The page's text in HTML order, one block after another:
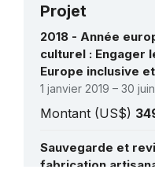
Projet
2018 - Année
culturel : Engager
Europe inclusive
1 janvier 2019 – 30
Montant (US$)
Sauvegarde et
fabrication